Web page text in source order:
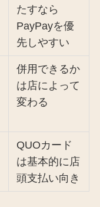
たすなら
PayPayを優
先しやすい
併用できるか
は店によって
変わる
QUOカード
は基本的に店
頭支払い向き